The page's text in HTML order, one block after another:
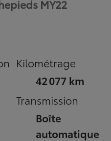
MY22
Kilométrage
42 077 km
Transmission
Boîte
automatique